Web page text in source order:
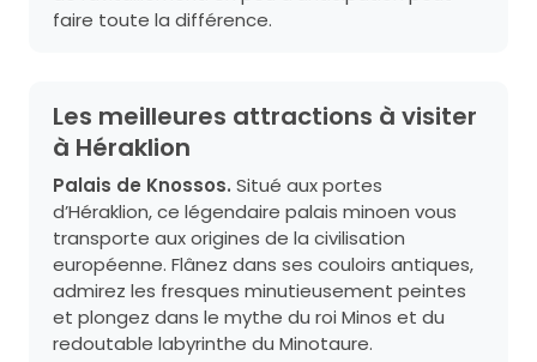
faire toute la différence.
Les meilleures attractions à visiter
à Héraklion
Palais de Knossos. Situé aux portes
d’Héraklion, ce légendaire palais minoen vous
transporte aux origines de la civilisation
européenne. Flânez dans ses couloirs antiques,
admirez les fresques minutieusement peintes
et plongez dans le mythe du roi Minos et du
redoutable labyrinthe du Minotaure.